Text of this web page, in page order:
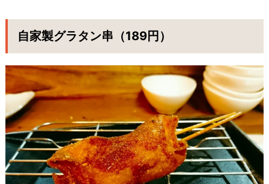
自家製グラタン串（189円）